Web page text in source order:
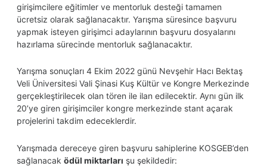
girişimcilere eğitimler ve mentorluk desteği tamamen
ücretsiz olarak sağlanacaktır. Yarışma süresince başvuru
yapmak isteyen girişimci adaylarının başvuru dosyalarını
hazırlama sürecinde mentorluk sağlanacaktır.
Yarışma sonuçları 4 Ekim 2022 günü Nevşehir Hacı Bektaş
Veli Üniversitesi Vali Şinasi Kuş Kültür ve Kongre Merkezinde
gerçekleştirilecek olan tören ile ilan edilecektir. Aynı gün ilk
20’ye giren girişimciler kongre merkezinde stant açarak
projelerini takdim edeceklerdir.
Yarışmada dereceye giren başvuru sahiplerine KOSGEB’den
sağlanacak ödül miktarları şu şekildedir: